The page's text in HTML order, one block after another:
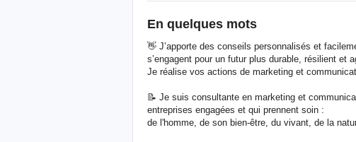
En quelques mots
👋 J’apporte des conseils personnalisés et
s’engagent pour un futur plus durable, résilient et
Je réalise vos actions de marketing et
📝 Je suis consultante en marketing et
entreprises engagées et qui prennent soin :
de l'homme, de son bien-être, du vivant, de la